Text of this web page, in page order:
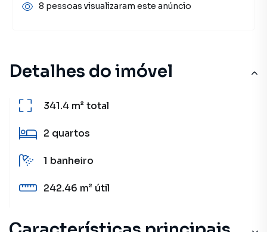
Detalhes do imóvel
341.4 m²total
2 quartos
1 banheiro
242.46 m² útil
8 pessoas visualizaram este anúncio